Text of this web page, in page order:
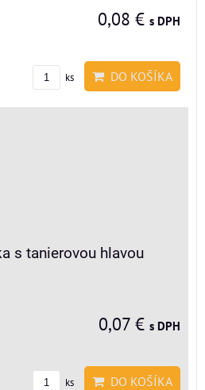
0,08 € s DPH
ks DO KOŠÍKA
s tanierovou hlavou
0,07 € s DPH
ks DO KOŠÍKA